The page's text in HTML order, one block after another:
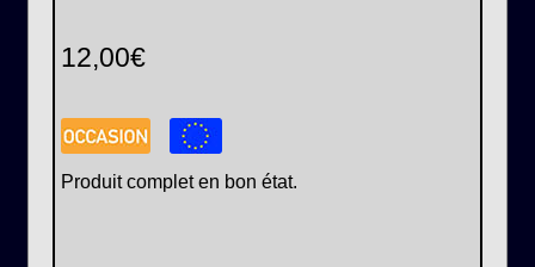
12,00€
Produit complet en bon état.